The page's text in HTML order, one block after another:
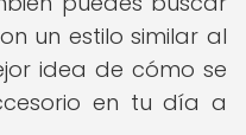
un estilo similar al
idea de cómo se
en tu día a